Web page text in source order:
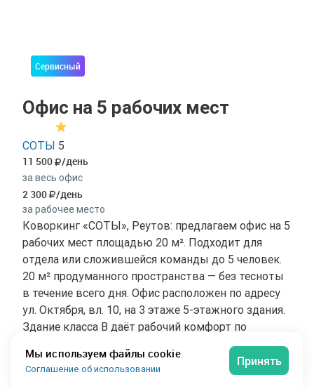
Сервисный
Офис на 5 рабочих мест
СОТЫ 5
11 500 /день
за весь офис
2 300 /день
за рабочее место
Коворкинг «СОТЫ», Реутов: предлагаем офис на 5
рабочих мест площадью 20 м². Подходит для
отдела или сложившейся команды до 5 человек.
20 м² продуманного пространства — без тесноты
в течение всего дня. Офис расположен по адресу
ул. Октября, вл. 10, на 3 этаже 5-этажного здания.
Здание класса B даёт рабочий комфорт по
разумной ставке аренды. Включено в аренду:
офис на 5-6 человек, вода, Чай, Кофе, лаунж зона,
принтер (до 20 листов), кондиционер, шкафчик
Мы используем файлы cookie
Соглашение об использовании
Принять